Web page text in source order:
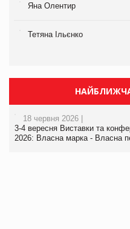
Яна Олентир
Тетяна Ільєнко
18 червня 2026 |
3-4 вересня Виставки та
2026: Власна марка - Власна